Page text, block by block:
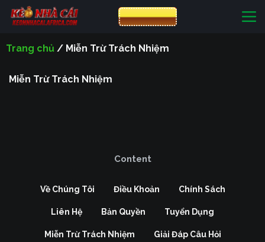
Bỏ
qua
dung
CƯỢC VIN88
Trang chủ/ Miễn Trừ Trách Nhiệm
Miễn Trừ Trách Nhiệm
Content
Về Chúng Tôi Điều Khoản Chính Sách
Liên Hệ Bản Quyền Tuyển Dụng
Miễn Trừ Trách Nhiệm Giải Đáp Câu Hỏi